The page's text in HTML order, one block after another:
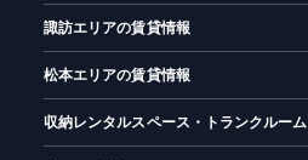
諏訪エリアの賃貸情報
松本エリアの賃貸情報
収納レンタルスペース・トランクルーム